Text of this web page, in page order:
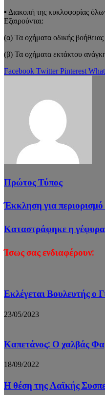
▪ Διακοπή της κυκλοφορίας
Εξαιρούνται:
(α) Τα οχήματα οδικής βοήθειας
(β) Τα οχήματα εκτάκτου
Facebook Twitter Pinterest
Πρώτος Τύπος
Έκκληση για
Καταστράφηκε η
Ίσως σας ενδιαφέρουν:
Εκλέγεται Βουλευτής ο
23/05/2023
Καπετάνος: Ο χαλβάς
18/09/2022
Η θέση της Λαϊκής